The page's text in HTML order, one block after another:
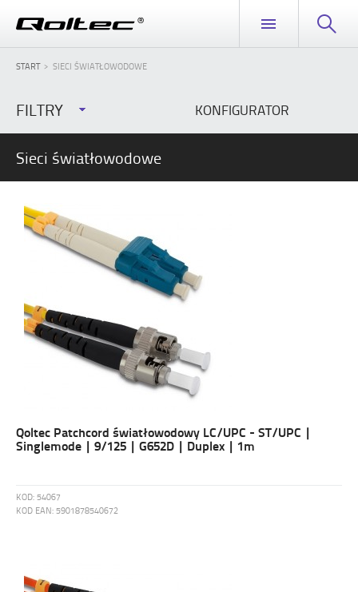
START SIECI ŚWIATŁOWODOWE
FILTRY KONFIGURATOR
Sieci światłowodowe
Qoltec Patchcord światłowodowy LC/UPC - ST/UPC |
Singlemode | 9/125 | G652D | Duplex | 1m
KOD: 54067
KOD EAN: 5901878540672